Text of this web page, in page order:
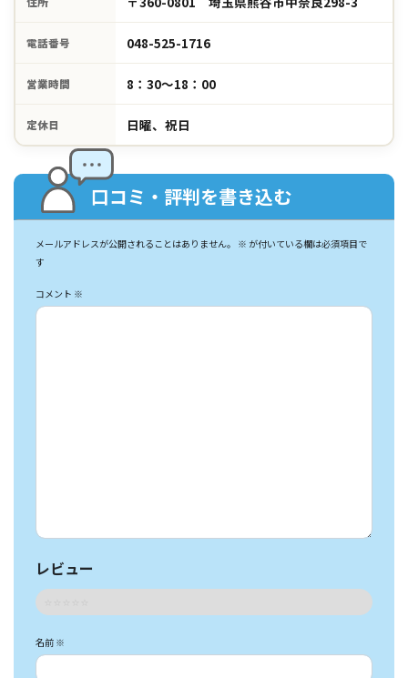
電話番号 048-525-1716
営業時間 8：30～18：00
定休日 日曜、祝日
口コミ・評判を書き込む
メールアドレスが公開されることはありません。 ※ が付いている欄は必須項目で
す
コメント ※
レビュー
名前 ※